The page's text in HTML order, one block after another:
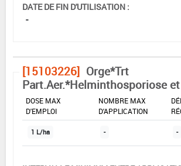
DATE DE FIN D'UTILISATION :
-
[15103226] Orge*Trt
Part.Aer.*Helminthosporiose
DOSE MAX
D'EMPLOI
NOMBRE MAX
D'APPLICATION
1 L/ha - -